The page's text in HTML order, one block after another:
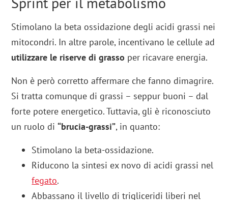
Stimolano la beta ossidazione degli acidi grassi nei
mitocondri. In altre parole, incentivano le cellule ad
utilizzare le riserve di grasso per ricavare energia.
Non è però corretto affermare che fanno dimagrire.
Si tratta comunque di grassi – seppur buoni – dal
forte potere energetico. Tuttavia, gli è riconosciuto
un ruolo di“brucia-grassi”, in quanto:
Stimolano la beta-ossidazione.
Riducono la sintesi ex novo di acidi grassi nel
fegato.
Abbassano il livello di trigliceridi liberi nel